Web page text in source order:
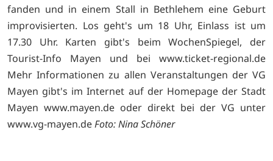
fanden und in einem Stall in Bethlehem eine Geburt
improvisierten. Los geht's um 18 Uhr, Einlass ist um
17.30 Uhr. Karten gibt's beim WochenSpiegel, der
Tourist-Info Mayen und bei www.ticket-regional.de
Mehr Informationen zu allen Veranstaltungen der VG
Mayen gibt's im Internet auf der Homepage der Stadt
Mayen www.mayen.de oder direkt bei der VG unter
www.vg-mayen.deFoto: Nina Schöner